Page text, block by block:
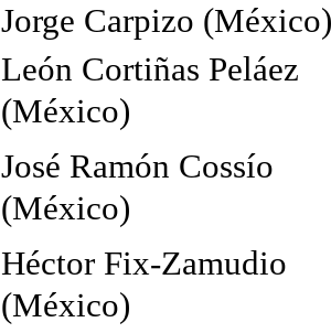
Jorge Carpizo (México)
León Cortiñas Peláez
(México)
José Ramón Cossío
(México)
Héctor Fix-Zamudio
(México)